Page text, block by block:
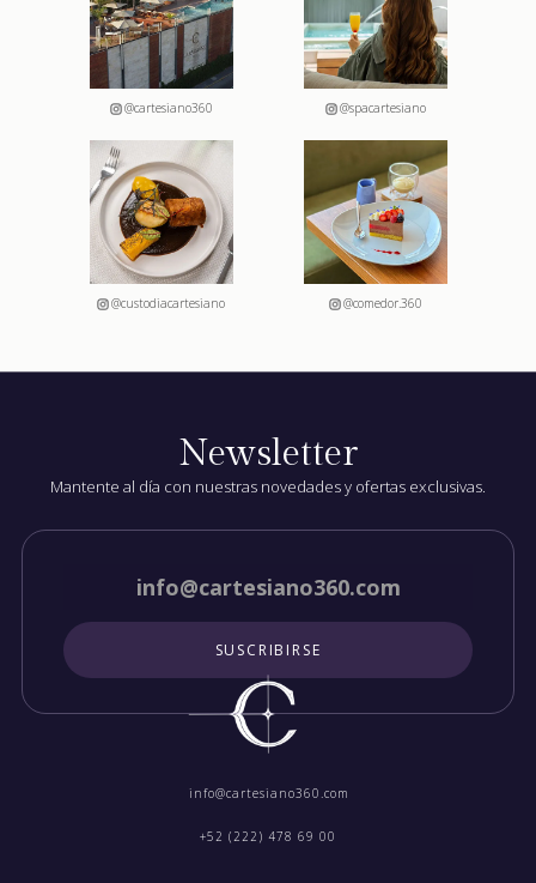
@cartesiano360 @spacartesiano
@custodiacartesiano @comedor.360
Newsletter
Mantente al día con nuestras novedades y ofertas exclusivas.
info@cartesiano360.com‍
+52 (222) 478 69 00